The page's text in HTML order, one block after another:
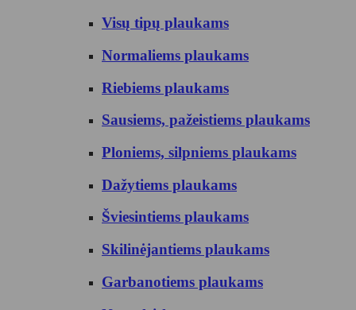
Visų tipų plaukams
Normaliems plaukams
Riebiems plaukams
Sausiems, pažeistiems plaukams
Ploniems, silpniems plaukams
Dažytiems plaukams
Šviesintiems plaukams
Skilinėjantiems plaukams
Garbanotiems plaukams